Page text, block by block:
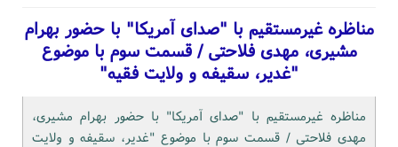
مناظره غیرمستقیم با "صدای آمریکا" با حضور بهرام
مشیری، مهدی فلاحتی / قسمت سوم با موضوع
"غدیر، سقیفه و ولایت فقیه"
مناظره غیرمستقیم با "صدای آمریکا" با حضور بهرام مشیری،
مهدی فلاحتی / قسمت سوم با موضوع "غدیر، سقیفه و ولایت